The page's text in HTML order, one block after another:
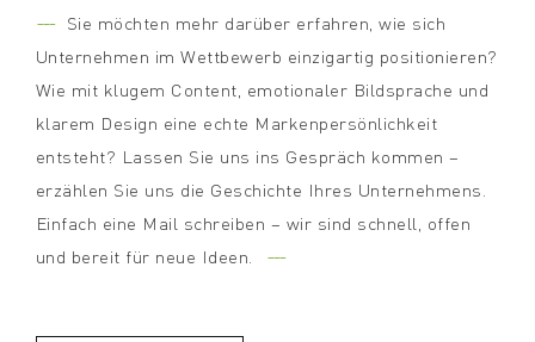
---
Sie möchten mehr darüber erfahren, wie sich
Unternehmen im Wettbewerb einzigartig positionieren?
Wie mit klugem Content, emotionaler Bildsprache und
klarem Design eine echte Markenpersönlichkeit
entsteht? Lassen Sie uns ins Gespräch kommen –
erzählen Sie uns die Geschichte Ihres Unternehmens.
Einfach eine Mail schreiben – wir sind schnell, offen
und bereit für neue Ideen.
---